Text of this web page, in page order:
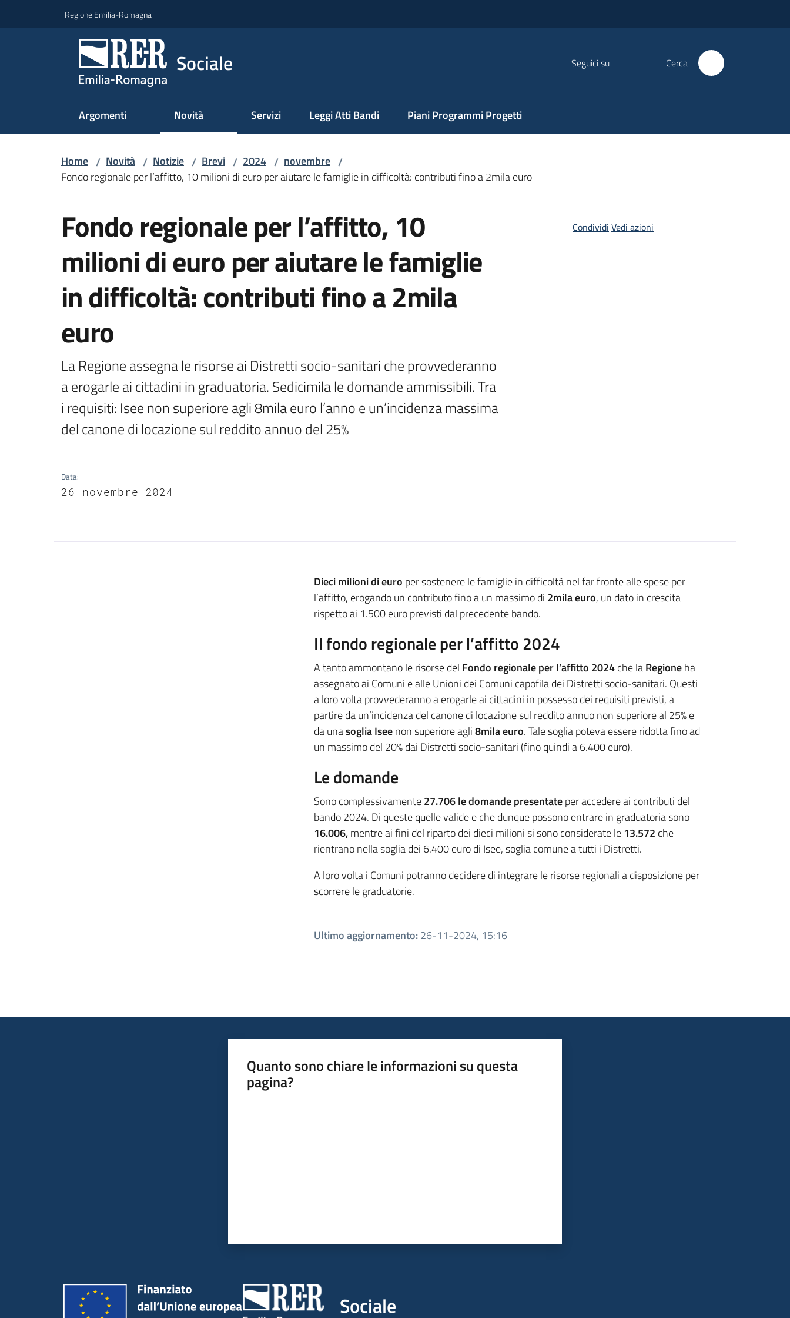
Regione Emilia-Romagna
Sociale Seguici su Cerca
Argomenti Novità Servizi Leggi Atti Bandi Piani Programmi Progetti
Home / Novità / Notizie / Brevi / 2024 / novembre /
Fondo regionale per l’affitto, 10 milioni di euro per aiutare le famiglie in difficoltà: contributi fino a 2mila euro
Fondo regionale per l’affitto, 10
milioni di euro per aiutare le famiglie
in difficoltà: contributi fino a 2mila
euro
La Regione assegna le risorse ai Distretti socio-sanitari che provvederanno
a erogarle ai cittadini in graduatoria. Sedicimila le domande ammissibili. Tra
i requisiti: Isee non superiore agli 8mila euro l’anno e un’incidenza massima
del canone di locazione sul reddito annuo del 25%
Data:
26 novembre 2024
Condividi Vedi azioni
Introduzione
Dieci milioni di euro per sostenere le famiglie in difficoltà nel far fronte alle spese per
l’affitto, erogando un contributo fino a un massimo di 2mila euro, un dato in crescita
rispetto ai 1.500 euro previsti dal precedente bando.
Il fondo regionale per l’affitto 2024
A tanto ammontano le risorse del Fondo regionale per l’affitto 2024che laRegioneha
assegnato ai Comuni e alle Unioni dei Comuni capofila dei Distretti socio-sanitari. Questi
a loro volta provvederanno a erogarle ai cittadini in possesso dei requisiti previsti, a
partire da un’incidenza del canone di locazione sul reddito annuo non superiore al 25% e
da unasoglia Iseenon superiore agli8mila euro. Tale soglia poteva essere ridotta fino ad
un massimo del 20% dai Distretti socio-sanitari (fino quindi a 6.400 euro).
Le domande
Sono complessivamente27.706 le domande presentateper accedere ai contributi del
bando 2024. Di queste quelle valide e che dunque possono entrare in graduatoria sono
16.006,mentre ai fini del riparto dei dieci milioni si sono considerate le13.572 che
rientrano nella soglia dei 6.400 euro di Isee, soglia comune a tutti i Distretti.
A loro volta i Comuni potranno decidere di integrare le risorse regionali a disposizione per
scorrere le graduatorie.
Ultimo aggiornamento:26-11-2024, 15:16
Quanto sono chiare le informazioni su questa
pagina?
Sociale